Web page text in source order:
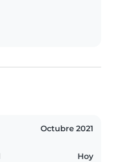
Octubre 2021
Hoy